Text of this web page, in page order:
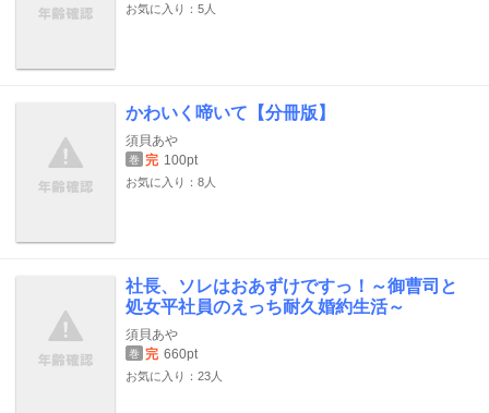
お気に入り：5人
かわいく啼いて【分冊版】
須貝あや
巻 完 100pt
お気に入り：8人
社長、ソレはおあずけですっ！～御曹司と
処女平社員のえっち耐久婚約生活～
須貝あや
巻 完 660pt
お気に入り：23人